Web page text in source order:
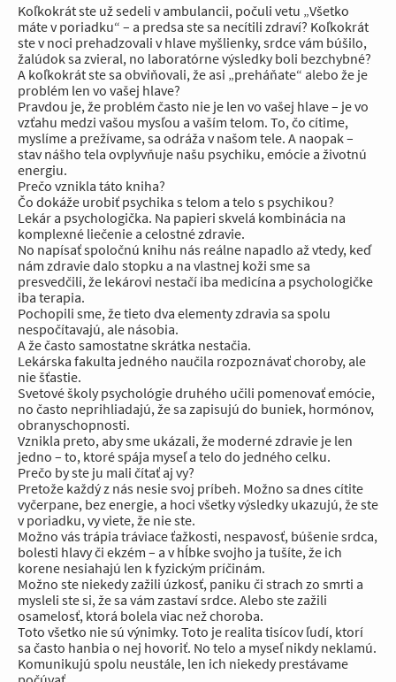
Koľkokrát ste už sedeli v ambulancii, počuli vetu „Všetko
máte v poriadku“ – a predsa ste sa necítili zdraví? Koľkokrát
ste v noci prehadzovali v hlave myšlienky, srdce vám búšilo,
žalúdok sa zvieral, no laboratórne výsledky boli bezchybné?
A koľkokrát ste sa obviňovali, že asi „preháňate“ alebo že je
problém len vo vašej hlave?
Pravdou je, že problém často nie je len vo vašej hlave – je vo
vzťahu medzi vašou mysľou a vaším telom. To, čo cítime,
myslíme a prežívame, sa odráža v našom tele. A naopak –
stav nášho tela ovplyvňuje našu psychiku, emócie a životnú
energiu.
Prečo vznikla táto kniha?
Čo dokáže urobiť psychika s telom a telo s psychikou?
Lekár a psychologička. Na papieri skvelá kombinácia na
komplexné liečenie a celostné zdravie.
No napísať spoločnú knihu nás reálne napadlo až vtedy, keď
nám zdravie dalo stopku a na vlastnej koži sme sa
presvedčili, že lekárovi nestačí iba medicína a psychologičke
iba terapia.
Pochopili sme, že tieto dva elementy zdravia sa spolu
nespočítavajú, ale násobia.
A že často samostatne skrátka nestačia.
Lekárska fakulta jedného naučila rozpoznávať choroby, ale
nie šťastie.
Svetové školy psychológie druhého učili pomenovať emócie,
no často neprihliadajú, že sa zapisujú do buniek, hormónov,
obranyschopnosti.
Vznikla preto, aby sme ukázali, že moderné zdravie je len
jedno – to, ktoré spája myseľ a telo do jedného celku.
Prečo by ste ju mali čítať aj vy?
Pretože každý z nás nesie svoj príbeh. Možno sa dnes cítite
vyčerpane, bez energie, a hoci všetky výsledky ukazujú, že ste
v poriadku, vy viete, že nie ste.
Možno vás trápia tráviace ťažkosti, nespavosť, búšenie srdca,
bolesti hlavy či ekzém – a v hĺbke svojho ja tušíte, že ich
korene nesiahajú len k fyzickým príčinám.
Možno ste niekedy zažili úzkosť, paniku či strach zo smrti a
mysleli ste si, že sa vám zastaví srdce. Alebo ste zažili
osamelosť, ktorá bolela viac než choroba.
Toto všetko nie sú výnimky. Toto je realita tisícov ľudí, ktorí
sa často hanbia o nej hovoriť. No telo a myseľ nikdy neklamú.
Komunikujú spolu neustále, len ich niekedy prestávame